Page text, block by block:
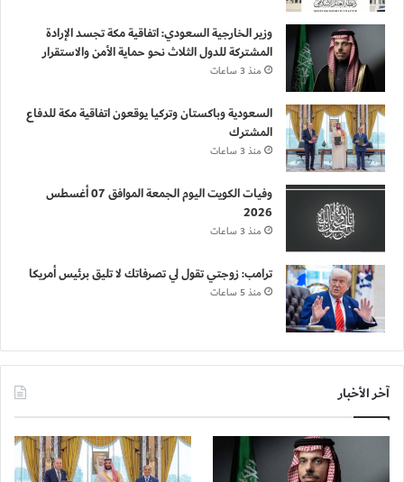
وزير الخارجية السعودي: اتفاقية مكة تجسد الإرادة
المشتركة للدول الثلاث نحو حماية الأمن والاستقرار
منذ 3 ساعات
السعودية وباكستان وتركيا يوقعون اتفاقية مكة للدفاع
المشترك
منذ 3 ساعات
وفيات الكويت اليوم الجمعة الموافق 07 أغسطس
2026
منذ 3 ساعات
ترامب: زوجتي تقول لي تصرفاتك لا تليق برئيس أمريكا
منذ 5 ساعات
آخر الأخبار